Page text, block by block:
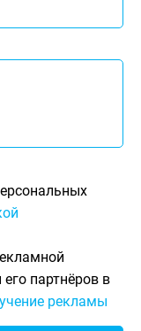
партнёров в
рекламы